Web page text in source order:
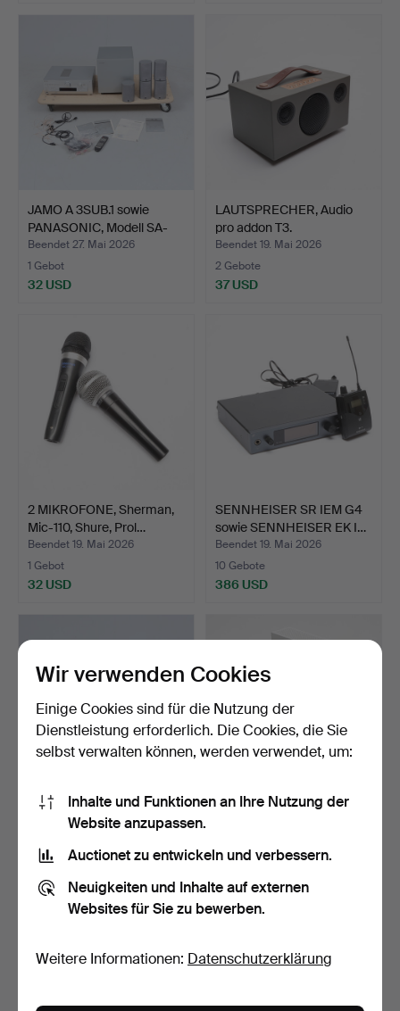
JAMO A 3SUB.1 sowie
PANASONIC, Modell SA-
H…
Beendet 27. Mai 2026
1 Gebot
32 USD
LAUTSPRECHER, Audio
pro addon T3.
Beendet 19. Mai 2026
2 Gebote
37 USD
2 MIKROFONE, Sherman,
Mic-110, Shure, Prol…
Beendet 19. Mai 2026
1 Gebot
32 USD
SENNHEISER SR IEM G4
sowie SENNHEISER EK I…
Beendet 19. Mai 2026
10 Gebote
386 USD
SMART-TV, TCL, 32, mit
Fernbedienung.
4 Gebote
48 USD
X-Box, Series S, mit
117 USD
Wir verwenden Cookies
Einige Cookies sind für die Nutzung der
Dienstleistung erforderlich. Die Cookies, die Sie
selbst verwalten können, werden verwendet, um:
Inhalte und Funktionen an Ihre Nutzung der
Website anzupassen.
Auctionet zu entwickeln und verbessern.
Neuigkeiten und Inhalte auf externen
Websites für Sie zu bewerben.
Weitere Informationen: Datenschutzerklärung